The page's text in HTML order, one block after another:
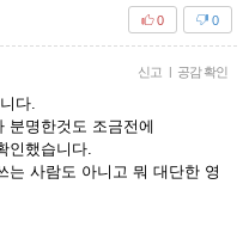
0
0
신고 | 공감 확인
다.
분명한것도 조금전에
인했습니다.
는 사람도 아니고 뭐 대단한 영